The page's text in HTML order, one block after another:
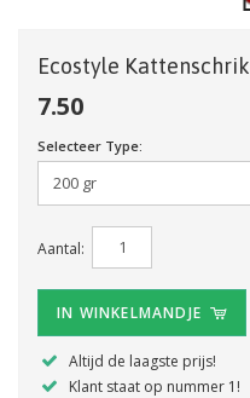
Ecostyle Kattenschrik
7.50
Selecteer Type:
Aantal:
IN WINKELMANDJE
Altijd de laagste prijs!
Klant staat op nummer 1!